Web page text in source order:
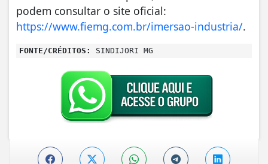
podem consultar o site oficial:
https://www.fiemg.com.br/imersao-industria/.
FONTE/CRÉDITOS: SINDIJORI MG